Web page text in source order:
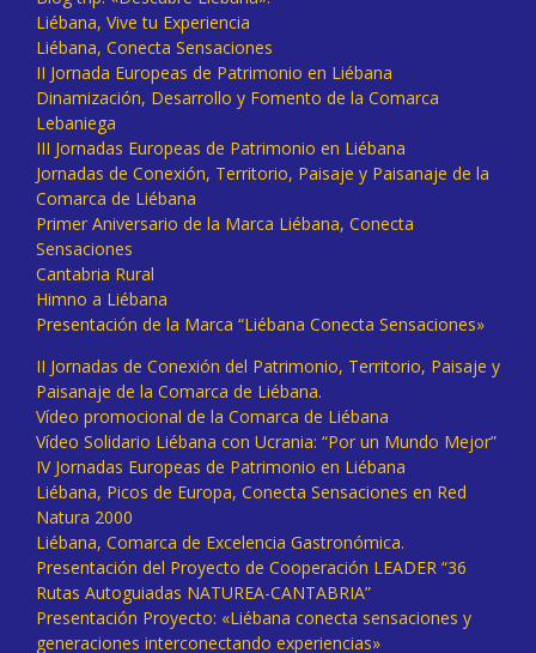
Liébana, Vive tu Experiencia
Liébana, Conecta Sensaciones
II Jornada Europeas de Patrimonio en Liébana
Dinamización, Desarrollo y Fomento de la Comarca
Lebaniega
III Jornadas Europeas de Patrimonio en Liébana
Jornadas de Conexión, Territorio, Paisaje y Paisanaje de la
Comarca de Liébana
Primer Aniversario de la Marca Liébana, Conecta
Sensaciones
Cantabria Rural
Himno a Liébana
Presentación de la Marca “Liébana Conecta Sensaciones»
II Jornadas de Conexión del Patrimonio, Territorio, Paisaje y
Paisanaje de la Comarca de Liébana.
Vídeo promocional de la Comarca de Liébana
Vídeo Solidario Liébana con Ucrania: “Por un Mundo Mejor”
IV Jornadas Europeas de Patrimonio en Liébana
Liébana, Picos de Europa, Conecta Sensaciones en Red
Natura 2000
Liébana, Comarca de Excelencia Gastronómica.
Presentación del Proyecto de Cooperación LEADER “36
Rutas Autoguiadas NATUREA-CANTABRIA”
Presentación Proyecto: «Liébana conecta sensaciones y
generaciones interconectando experiencias»